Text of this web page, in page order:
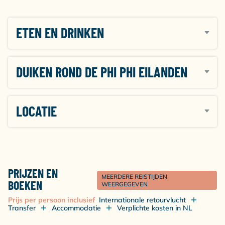
ETEN EN DRINKEN
DUIKEN ROND DE PHI PHI EILANDEN
LOCATIE
PRIJZEN EN
BOEKEN
MEERDERE REISTIJDEN
WEERGEGEVEN
Prijs per persoon inclusief Internationale retourvlucht
Transfer
Accommodatie Verplichte kosten in NL